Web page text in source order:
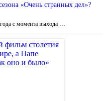
«Очень странных дел»?
с момента выхода …